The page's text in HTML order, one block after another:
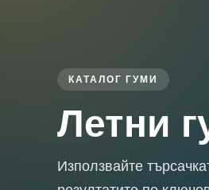
КАТАЛОГ ГУМИ
Летни
Използвайте